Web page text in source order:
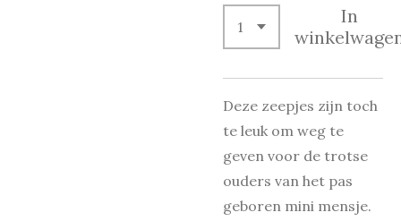
In
Deze zeepjes zijn toch
te leuk om weg te
geven voor de trotse
ouders van het pas
geboren mini mensje.